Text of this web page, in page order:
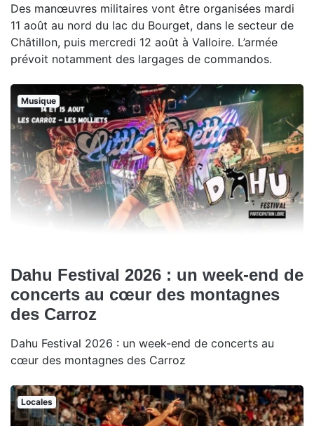
Des manœuvres militaires vont être organisées mardi
11 août au nord du lac du Bourget, dans le secteur de
Châtillon, puis mercredi 12 août à Valloire. L’armée
prévoit notamment des largages de commandos.
Musique
Dahu Festival 2026 : un week-end de
concerts au cœur des montagnes
des Carroz
Dahu Festival 2026 : un week-end de concerts au
cœur des montagnes des Carroz
Locales